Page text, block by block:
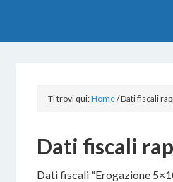
Ti trovi qui:Home/Dati fiscali
Dati fiscali
Dati fiscali “Erogazione